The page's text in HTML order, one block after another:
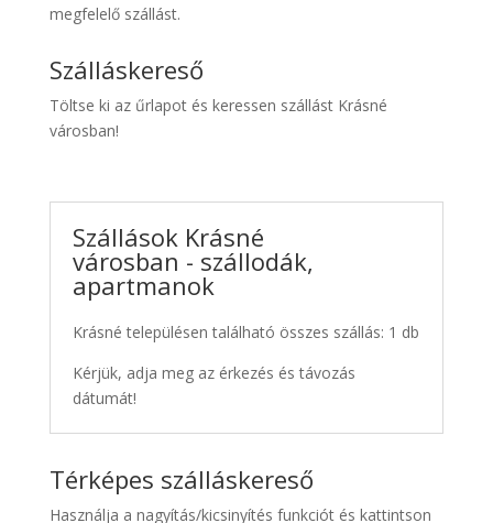
Transzfer
Kiwi
Taxi
megfelelő szállást.
Szálláskereső
Töltse ki az űrlapot és keressen szállást Krásné
városban!
Szállások Krásné
városban - szállodák,
apartmanok
Krásné településen található összes szállás: 1 db
Kérjük, adja meg az érkezés és távozás
dátumát!
Térképes szálláskereső
Használja a nagyítás/kicsinyítés funkciót és kattintson